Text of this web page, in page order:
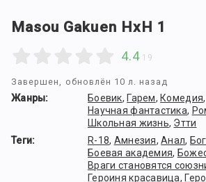
Masou Gakuen HxH 1
4.4 19
Завершен , обновлён 10 л. назад
Жанры: Боевик, Гарем, Комедия,
Научная фантастика,
Школьная жизнь, Этти
Теги:
R-18, Амнезия,Анал,
Боевая академия,
Враги становятся
Героиня красавица,